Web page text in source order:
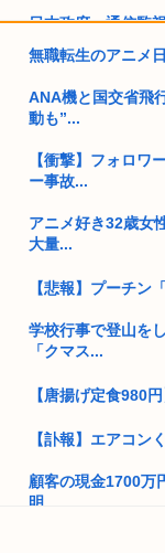
日本政府、通信監
福島県民「え！？
女性「そうめん作
熊本、八代で本日
果、ヒト...
に文...
UAE、秋田県に2
人口も...
ゼレンスキー大統
したのに...
【動画】まんさん
【高市】自衛隊入
無職転生のアニメ
ANA機と国交省飛
動も”...
【衝撃】フォロワ
ー事故...
アニメ好き32歳女
大量...
【悲報】プーチン
学校行事で登山を
「クマス...
【唐揚げ定食980
【訃報】エアコン
顧客の現金1700万
明